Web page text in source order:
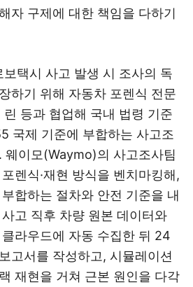
자 구제에 대한 책임을 다하기
택시 사고 발생 시 조사의 독
하기 위해 자동차 포렌식 전문
등과 협업해 국내 법령 기준
국제 기준에 부합하는 사고조
웨이모(Waymo)의 사고조사팀
렌식·재현 방식을 벤치마킹해,
합하는 절차와 안전 기준을 내
고 직후 차량 원본 데이터와
라우드에 자동 수집한 뒤 24
고서를 작성하고, 시뮬레이션
재현을 거쳐 근본 원인을 다각